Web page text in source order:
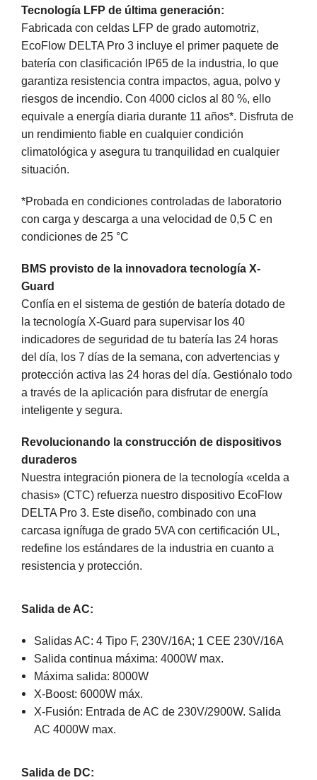
Tecnología LFP de última generación:
Fabricada con celdas LFP de grado automotriz,
EcoFlow DELTA Pro 3 incluye el primer paquete de
batería con clasificación IP65 de la industria, lo que
garantiza resistencia contra impactos, agua, polvo y
riesgos de incendio. Con 4000 ciclos al 80 %, ello
equivale a energía diaria durante 11 años*. Disfruta de
un rendimiento fiable en cualquier condición
climatológica y asegura tu tranquilidad en cualquier
situación.
*Probada en condiciones controladas de laboratorio
con carga y descarga a una velocidad de 0,5 C en
condiciones de 25 °C
BMS provisto de la innovadora tecnología X-
Guard
Confía en el sistema de gestión de batería dotado de
la tecnología X-Guard para supervisar los 40
indicadores de seguridad de tu batería las 24 horas
del día, los 7 días de la semana, con advertencias y
protección activa las 24 horas del día. Gestiónalo todo
a través de la aplicación para disfrutar de energía
inteligente y segura.
Revolucionando la construcción de dispositivos
duraderos
Nuestra integración pionera de la tecnología «celda a
chasis» (CTC) refuerza nuestro dispositivo EcoFlow
DELTA Pro 3. Este diseño, combinado con una
carcasa ignífuga de grado 5VA con certificación UL,
redefine los estándares de la industria en cuanto a
resistencia y protección.
Salida de AC:
Salidas AC: 4 Tipo F, 230V/16A; 1 CEE 230V/16A
Salida continua máxima: 4000W max.
Máxima salida: 8000W
X-Boost: 6000W máx.
X-Fusión: Entrada de AC de 230V/2900W. Salida
AC 4000W max.
Salida de DC: